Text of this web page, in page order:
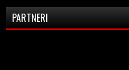
PARTNERI